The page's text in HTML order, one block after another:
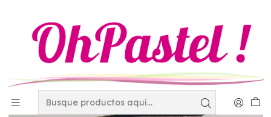
Duya Ateco No. 127 petalo